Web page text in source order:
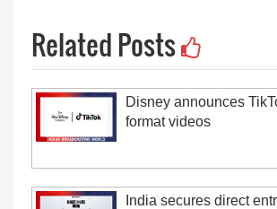
Related Posts
Disney announces
format videos
India secures direct